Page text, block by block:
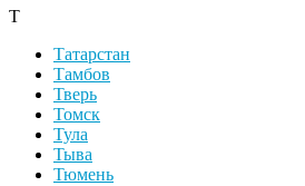
Т
Татарстан
Тамбов
Тверь
Томск
Тула
Тыва
Тюмень